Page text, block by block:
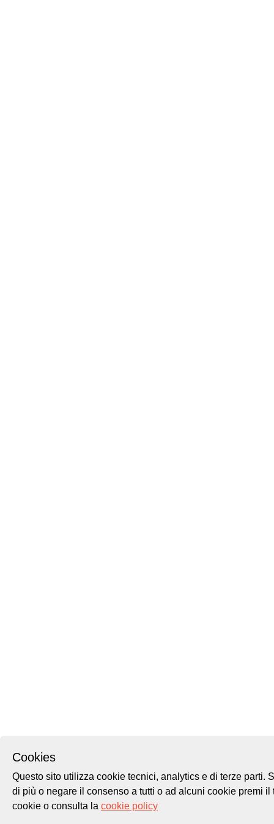
Cookies
Questo sito utilizza cookie tecnici, analytics e di terze parti.
di più o negare il consenso a tutti o ad alcuni cookie premi il
cookie o consulta la cookie policy